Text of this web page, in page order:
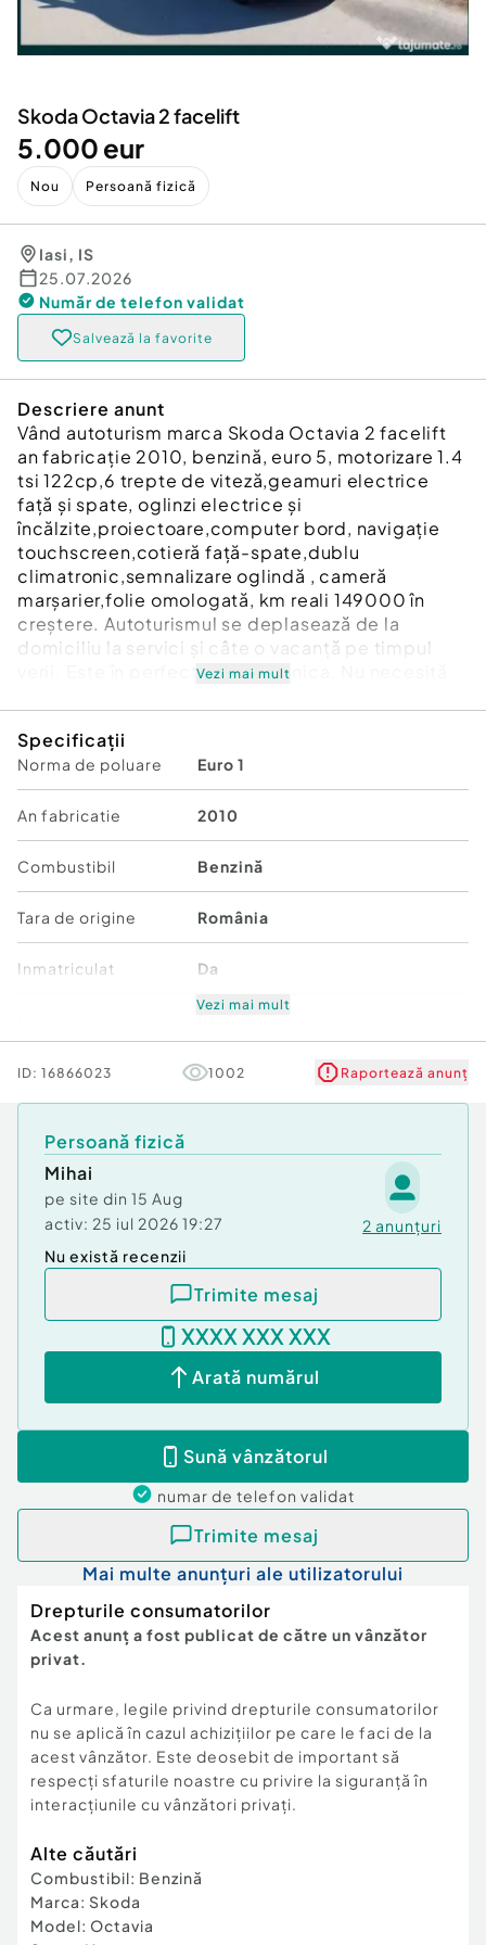
Animale de companie
Inchiriere Bunuri si Vehicule
Utilaje agricole si industriale
Piese auto si accesorii
Skoda Octavia 2 facelift
5.000 eur
Nou Persoană fizică
Iasi, IS
25.07.2026
Număr de telefon validat
Salvează la favorite
Descriere anunt
Vând autoturism marca Skoda Octavia 2 facelift
an fabricație 2010, benzină, euro 5, motorizare 1.4
tsi 122cp,6 trepte de viteză,geamuri electrice
față și spate, oglinzi electrice și
încălzite,proiectoare,computer bord, navigație
touchscreen,cotieră față-spate,dublu
climatronic,semnalizare oglindă , cameră
marșarier,folie omologată, km reali 149000 în
creștere. Autoturismul se deplasează de la
domiciliu la servici și câte o vacanță pe timpul
verii. Este în perfectă stare tehnica. Nu necesită
Vezi mai mult
Specificații
Norma de poluare Euro 1
An fabricatie 2010
Combustibil Benzină
Tara de origine România
Inmatriculat Da
Transmisie Față
Marca
Putere(CP) 122
Cutie de viteze Manuală
Model Octavia
146000
Numar usi 5
Capacitate motor
1400
Stare
Verifică km
Vezi mai mult
ID: 16866023 1002 Raportează anunț
Persoană fizică
Mihai
pe site din 15 Aug
activ: 25 iul 2026 19:27 2 anunțuri
Nu există recenzii
Trimite mesaj
XXXX XXX XXX
Arată numărul
Sună vânzătorul
numar de telefon validat
Trimite mesaj
Mai multe anunțuri ale utilizatorului
Drepturile consumatorilor
Acest anunț a fost publicat de către un vânzător
privat.
Ca urmare, legile privind drepturile consumatorilor
nu se aplică în cazul achizițiilor pe care le faci de la
acest vânzător. Este deosebit de important să
respecți sfaturile noastre cu privire la siguranță în
interacțiunile cu vânzători privați.
Alte căutări
Combustibil: Benzină
Marca: Skoda
Model: Octavia